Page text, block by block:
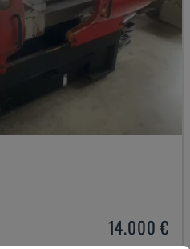
14.000 €